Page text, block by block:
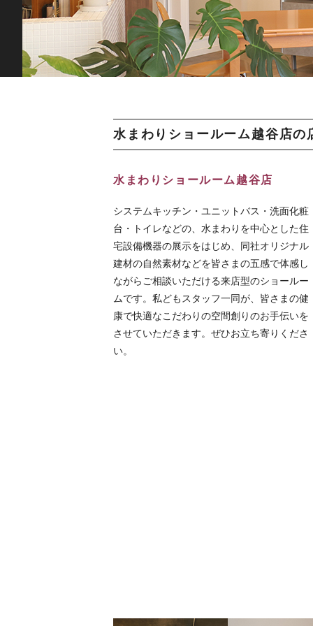
水まわりショールーム越谷店の
水まわりショールーム越谷店
システムキッチン・ユニットバス・洗面化粧
台・トイレなどの、水まわりを中心とした住
宅設備機器の展示をはじめ、同社オリジナル
建材の自然素材などを皆さまの五感で体感し
ながらご相談いただける来店型のショールー
ムです。私どもスタッフ一同が、皆さまの健
康で快適なこだわりの空間創りのお手伝いを
させていただきます。ぜひお立ち寄りくださ
い。